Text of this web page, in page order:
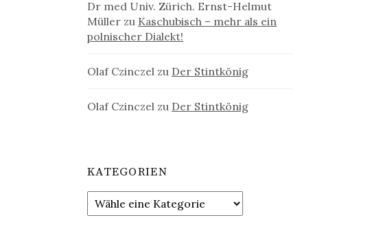
Dr med Univ. Zürich. Ernst-Helmut
Müller zu Kaschubisch – mehr als ein
polnischer Dialekt!
Olaf Czinczel zu Der Stintkönig
Olaf Czinczel zu Der Stintkönig
KATEGORIEN